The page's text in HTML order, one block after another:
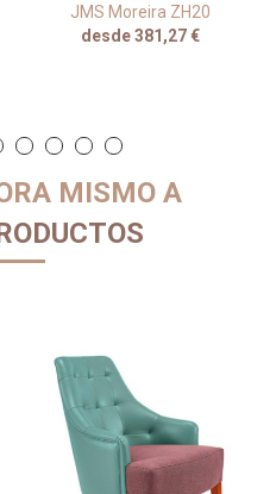
JMS Moreira ZH20
desde 381,27 €
MISMO A